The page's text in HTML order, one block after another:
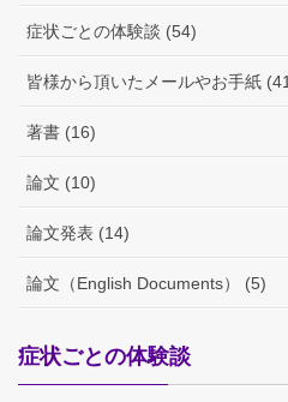
症状ごとの体験談 (54)
皆様から頂いたメールやお手紙
著書 (16)
論文 (10)
論文発表 (14)
論文（English Documents） (5)
症状ごとの体験談